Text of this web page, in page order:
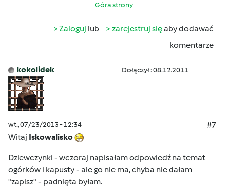
Góra strony
Zaloguj lub zarejestruj sięaby dodawać
komentarze
kokolidek Dołączył : 08.12.2011
wt., 07/23/2013 - 12:34
#7
Witaj Iskowalisko
Dziewczynki - wczoraj napisałam odpowiedź na temat
ogórków i kapusty - ale go nie ma, chyba nie dałam
"zapisz" - padnięta byłam.